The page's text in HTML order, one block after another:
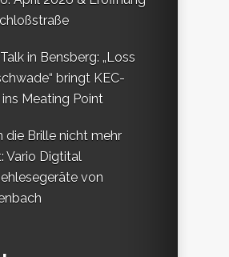
in Bensberg: „Loss
bringt KEC-
Meating Point
die Brille nicht mehr
Vario Digtital
von